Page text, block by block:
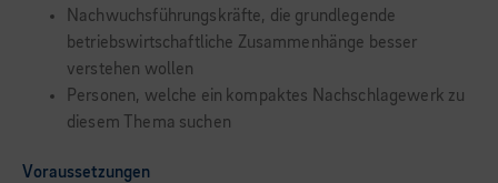
Nachwuchsführungskräfte, die grundlegende
betriebswirtschaftliche Zusammenhänge besser
verstehen wollen
Personen, welche ein kompaktes Nachschlagewerk zu
diesem Thema suchen
Voraussetzungen